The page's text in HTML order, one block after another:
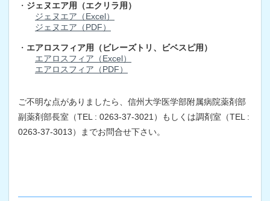
・ ジェヌエア用（エクリラ用）
ジェヌエア（Excel）
ジェヌエア（PDF）
・ エアロスフィア用（ビレーズトリ、ビベスピ用）
エアロスフィア（Excel）
エアロスフィア（PDF）
ご不明な点がありましたら、信州大学医学部附属病院薬剤部
副薬剤部長室（TEL : 0263-37-3021）もしくは調剤室（TEL :
0263-37-3013）までお問合せ下さい。